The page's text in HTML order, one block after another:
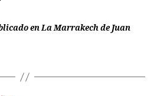
en La Marrakech de Juan